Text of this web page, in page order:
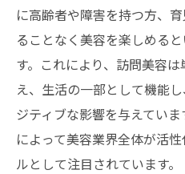
に高齢者や障害を持つ方、
ることなく美容を楽しめる
す。これにより、訪問美容
え、生活の一部として機能
ジティブな影響を与えてい
によって美容業界全体が活
ルとして注目されています。